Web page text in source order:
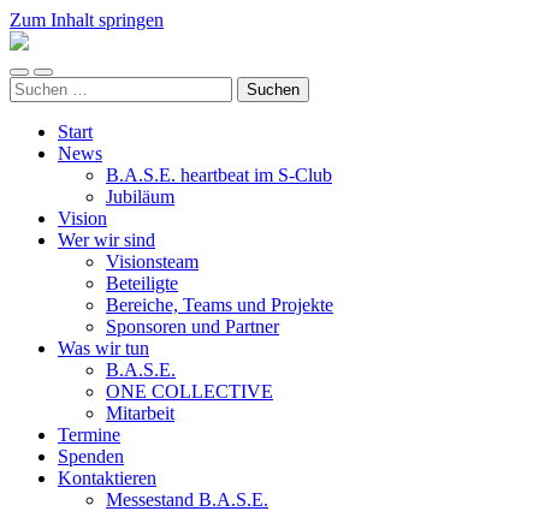
Zum Inhalt springen
ALL
ONE
e.V.
Mobile-
Menü
Suchfeld
ein-/ausblenden
Suchen
nach:
Start
News
B.A.S.E. heartbeat im S-Club
Jubiläum
Vision
Wer wir sind
Visionsteam
Beteiligte
Bereiche, Teams und Projekte
Sponsoren und Partner
Was wir tun
B.A.S.E.
ONE COLLECTIVE
Mitarbeit
Termine
Spenden
Kontaktieren
Messestand B.A.S.E.